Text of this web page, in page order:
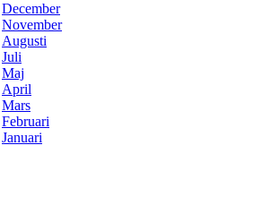
December
November
Augusti
Juli
Maj
April
Mars
Februari
Januari